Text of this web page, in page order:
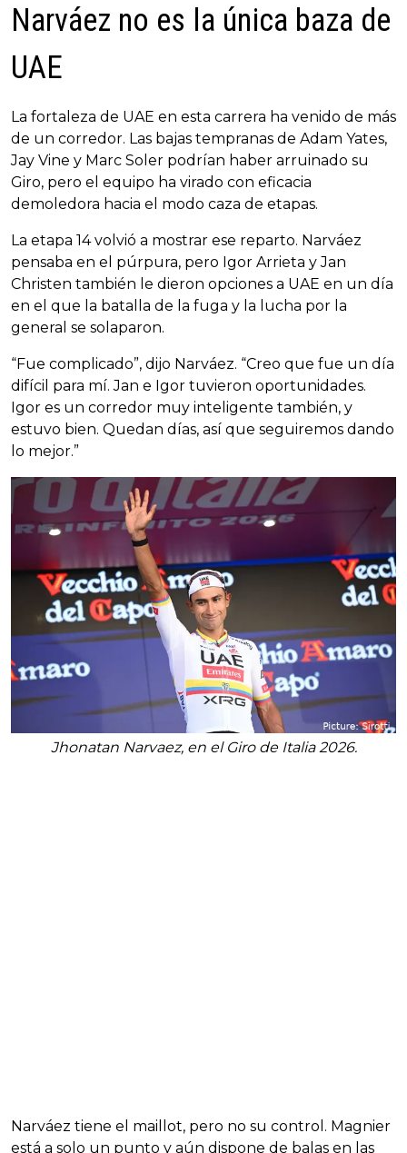
Narváez no es la única baza de
UAE
La fortaleza de UAE en esta carrera ha venido de más
de un corredor. Las bajas tempranas de Adam Yates,
Jay Vine y Marc Soler podrían haber arruinado su
Giro, pero el equipo ha virado con eficacia
demoledora hacia el modo caza de etapas.
La etapa 14 volvió a mostrar ese reparto. Narváez
pensaba en el púrpura, pero Igor Arrieta y Jan
Christen también le dieron opciones a UAE en un día
en el que la batalla de la fuga y la lucha por la
general se solaparon.
“Fue complicado”, dijo Narváez. “Creo que fue un día
difícil para mí. Jan e Igor tuvieron oportunidades.
Igor es un corredor muy inteligente también, y
estuvo bien. Quedan días, así que seguiremos dando
lo mejor.”
Jhonatan Narvaez, en el Giro de Italia 2026.
Narváez tiene el maillot, pero no su control. Magnier
está a solo un punto y aún dispone de balas en las